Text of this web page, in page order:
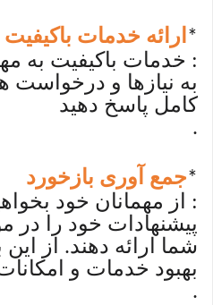
* ارائه خدمات باکیفیت
: خدمات باکیفیت به
به نیازها و درخواست
کامل پاسخ دهید
.
*جمع آوری بازخورد
: از مهمانان خود
پیشنهادات خود را در
شما ارائه دهند. از این
بهبود خدمات و
.